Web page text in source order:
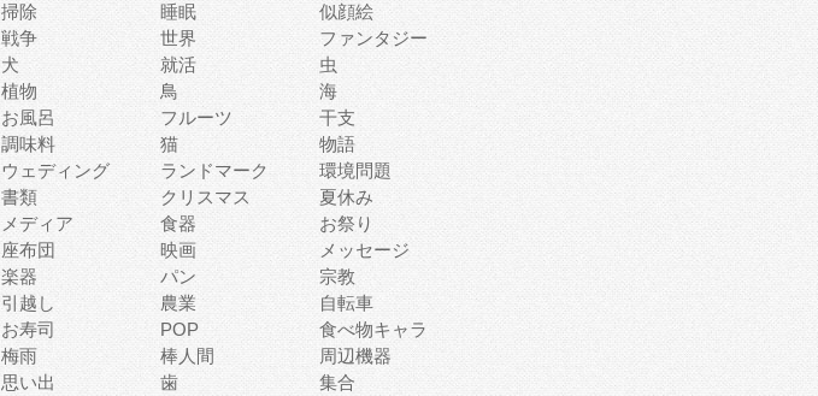
掃除 睡眠
似顔絵
戦争 世界
ファンタジー
犬 就活
虫
植物 鳥
海
お風呂 フルーツ
干支
調味料 猫
物語
ウェディング ランドマーク
環境問題
書類 クリスマス
夏休み
メディア 食器
お祭り
座布団 映画
メッセージ
楽器 パン
宗教
引越し 農業
自転車
お寿司 POP
食べ物キャラ
梅雨 棒人間
周辺機器
思い出 歯 集合